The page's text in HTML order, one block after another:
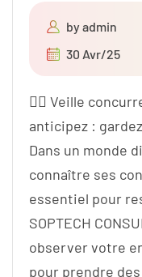
byadmin
30 Avr/25
🕵️‍♂️ Veille
anticipez :
Dans un monde
connaître ses
essentiel pour
SOPTECH
observer votre
pour prendre